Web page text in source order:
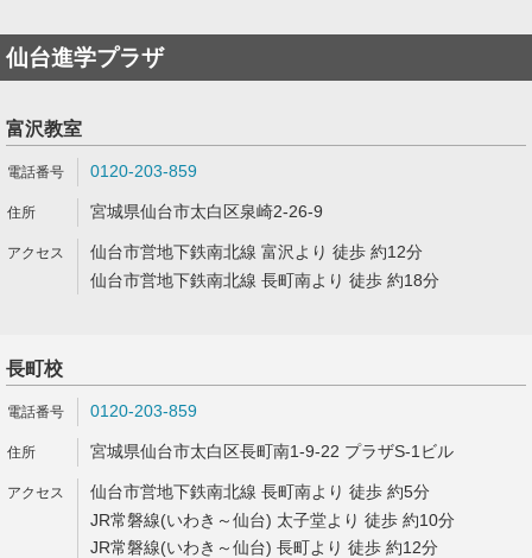
仙台進学プラザ
富沢教室
0120-203-859
宮城県仙台市太白区泉崎2-26-9
仙台市営地下鉄南北線 富沢より 徒歩 約12分
仙台市営地下鉄南北線 長町南より 徒歩 約18分
長町校
0120-203-859
宮城県仙台市太白区長町南1-9-22 プラザS-1ビル
仙台市営地下鉄南北線 長町南より 徒歩 約5分
JR常磐線(いわき～仙台) 太子堂より 徒歩 約10分
JR常磐線(いわき～仙台) 長町より 徒歩 約12分